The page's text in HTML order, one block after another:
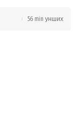
56 min унших